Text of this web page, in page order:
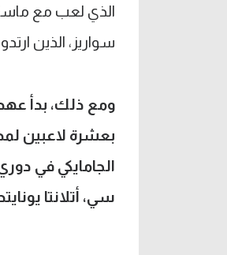
الذي لعب مع
سواريز، الذين
الجامايكي في
سي، أتلانتا